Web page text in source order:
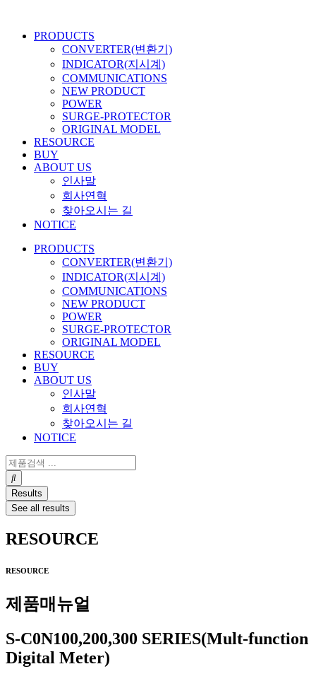
PRODUCTS
CONVERTER(변환기)
INDICATOR(지시계)
COMMUNICATIONS
NEW PRODUCT
POWER
SURGE-PROTECTOR
ORIGINAL MODEL
RESOURCE
BUY
ABOUT US
인사말
회사연혁
찾아오시는 길
NOTICE
PRODUCTS
CONVERTER(변환기)
INDICATOR(지시계)
COMMUNICATIONS
NEW PRODUCT
POWER
SURGE-PROTECTOR
ORIGINAL MODEL
RESOURCE
BUY
ABOUT US
인사말
회사연혁
찾아오시는 길
NOTICE
Search
...
Results
See all results
RESOURCE
RESOURCE
제품매뉴얼
S-C0N100,200,300 SERIES(Mult-function
Digital Meter)